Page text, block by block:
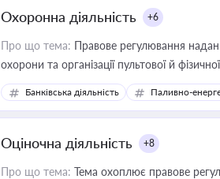
Охоронна діяльність +6
Про що тема: Правове регулювання
охорони та організації пультової й
Банківська діяльність Паливно-
Оціночна діяльність +8
Про що тема: Тема охоплює правове